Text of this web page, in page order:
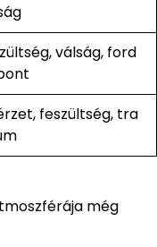
válság, ford
feszültség, tra
még